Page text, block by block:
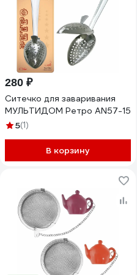
280 ₽
Ситечко для заваривания
МУЛЬТИДОМ Ретро AN57-15
5(1)
В корзину